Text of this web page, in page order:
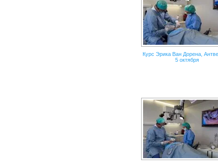
Курс Эрика Ван Дорена,
5 октября